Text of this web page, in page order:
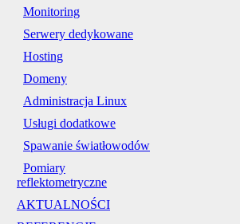
Monitoring
Serwery dedykowane
Hosting
Domeny
Administracja Linux
Usługi dodatkowe
Spawanie światłowodów
Pomiary
reflektometryczne
AKTUALNOŚCI